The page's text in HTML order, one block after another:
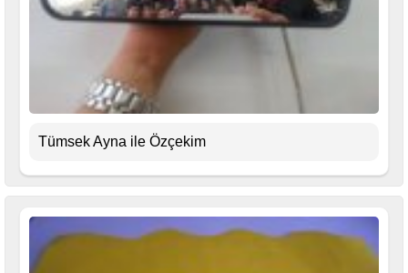
Tümsek Ayna ile Özçekim